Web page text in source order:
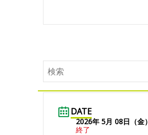
DATE
2026年 5月 08日（金）
終了